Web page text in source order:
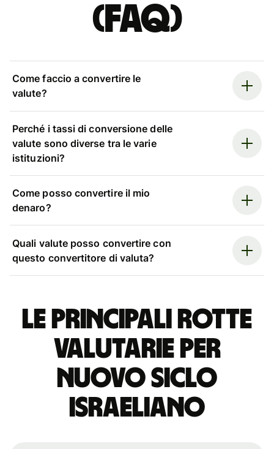
(FAQ)
Come faccio a convertire le
valute?
Perché i tassi di conversione delle
valute sono diverse tra le varie
istituzioni?
Come posso convertire il mio
denaro?
Quali valute posso convertire con
questo convertitore di valuta?
Le principali rotte
valutarie per
nuovo siclo
israeliano